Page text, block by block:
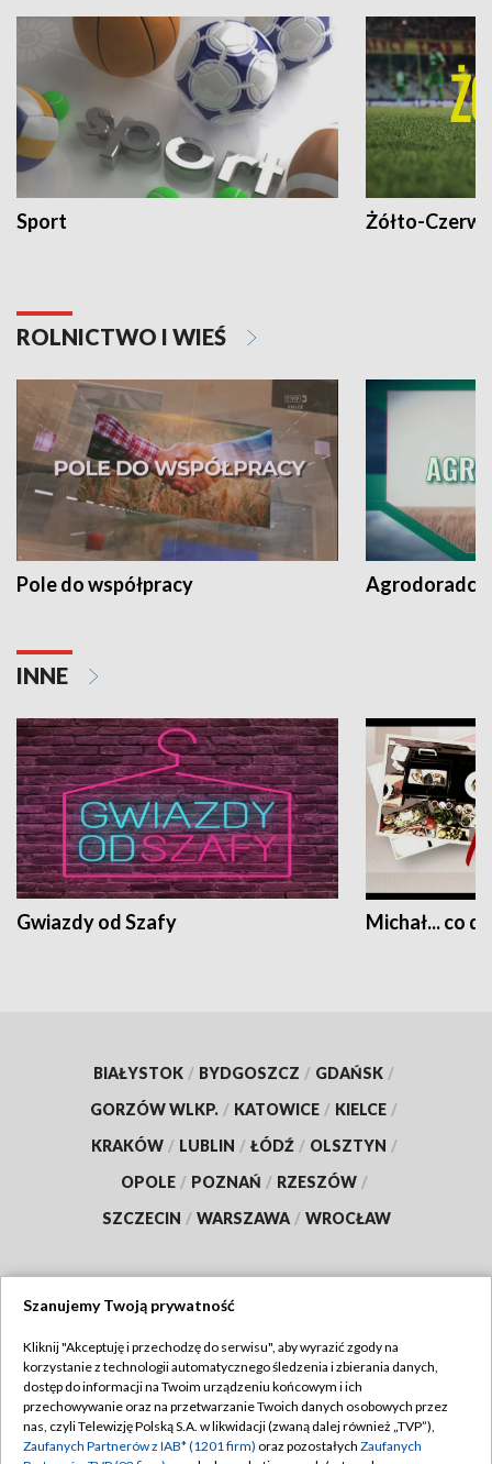
Sport Żółto-
ROLNICTWO I WIEŚ
Pole do współpracy Agrodoradcy
INNE
Gwiazdy od Szafy Michał... co
BIAŁYSTOK / BYDGOSZCZ / GDAŃSK /
GORZÓW WLKP. / KATOWICE / KIELCE /
KRAKÓW / LUBLIN / ŁÓDŹ / OLSZTYN /
OPOLE / POZNAŃ / RZESZÓW /
SZCZECIN / WARSZAWA / WROCŁAW
TVP
Abonament TVP
Emisja w TVP
Regulamin TVP
Polityka prywatności
Szanujemy Twoją prywatność
Kliknij "Akceptuję i przechodzę do serwisu", aby wyrazić zgody na
korzystanie z technologii automatycznego śledzenia i zbierania danych,
dostęp do informacji na Twoim urządzeniu końcowym i ich
przechowywanie oraz na przetwarzanie Twoich danych osobowych przez
nas, czyli Telewizję Polską S.A. w likwidacji (zwaną dalej również „TVP”),
Zaufanych Partnerów z IAB* (1201 firm) oraz pozostałych Zaufanych